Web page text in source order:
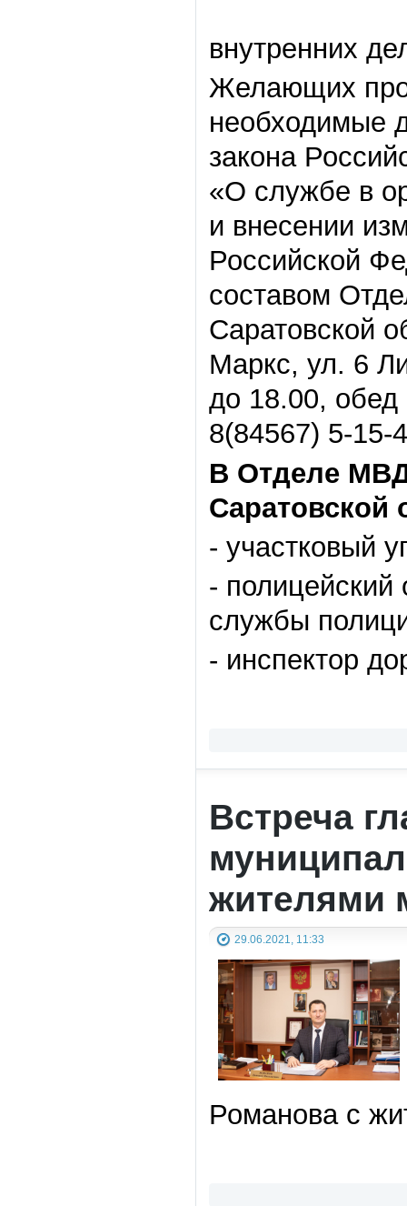
внутренних
Желающих
необходимые
закона
«О службе в
и внесении
Российской
составом
Саратовской
Маркс, ул. 6
до 18.00,
8(84567) 5-15-
В Отделе
Саратовской
- участковый
- полицейский
службы
- инспектор
Встреча
жителями
29.06.2021, 11:33
Романова с